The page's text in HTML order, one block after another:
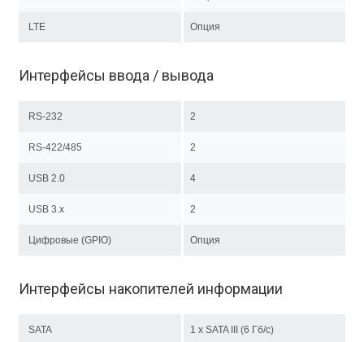
LTE Опция
Интерфейсы ввода / вывода
RS-232 2
RS-422/485 2
USB 2.0 4
USB 3.x 2
Цифровые (GPIO) Опция
Интерфейсы накопителей информации
SATA 1 x SATA III (6 Гб/с)